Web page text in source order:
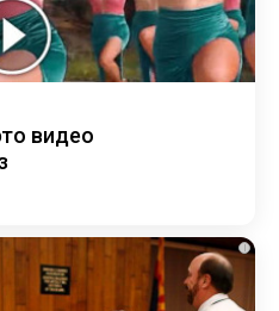
видео
i